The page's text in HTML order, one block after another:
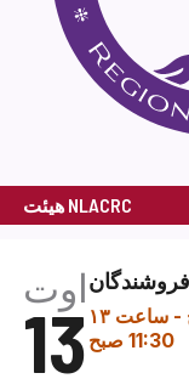
هیئت NLACRC
اوت
13 - ساعت
11:30 صبح